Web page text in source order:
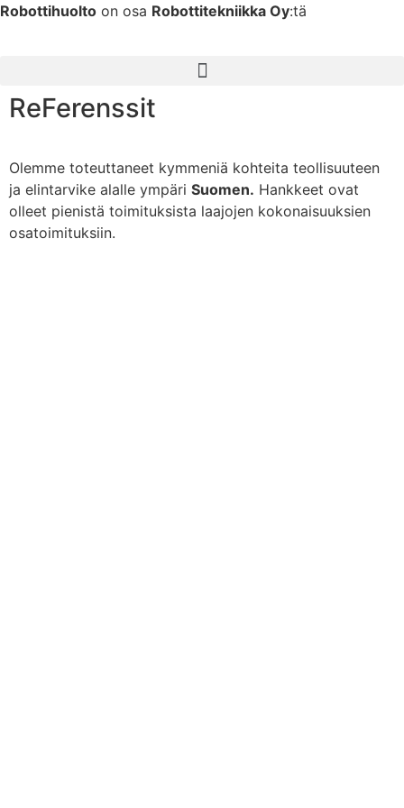
Robottihuolto on osa Robottitekniikka Oy:tä
ReFerenssit
Olemme toteuttaneet kymmeniä kohteita teollisuuteen
ja elintarvike alalle ympäri Suomen. Hankkeet ovat
olleet pienistä toimituksista laajojen kokonaisuuksien
osatoimituksiin.​